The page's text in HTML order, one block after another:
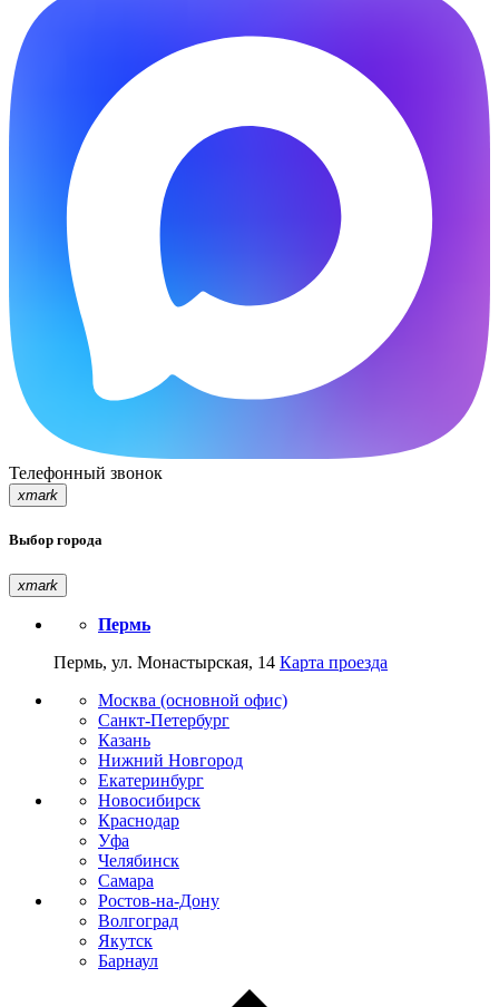
Телефонный звонок
xmark
Выбор города
xmark
Пермь
Пермь, ул. Монастырская, 14 Карта проезда
Москва (основной офис)
Санкт-Петербург
Казань
Нижний Новгород
Екатеринбург
Новосибирск
Краснодар
Уфа
Челябинск
Самара
Ростов-на-Дону
Волгоград
Якутск
Барнаул